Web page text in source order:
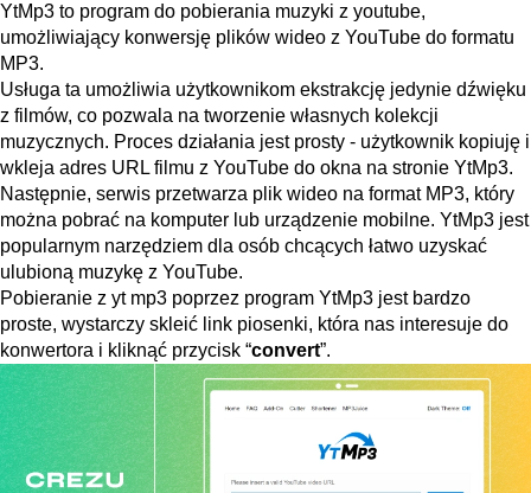
YtMp3 to program do pobierania muzyki z youtube,
umożliwiający konwersję plików wideo z YouTube do formatu
MP3.
Usługa ta umożliwia użytkownikom ekstrakcję jedynie dźwięku
z filmów, co pozwala na tworzenie własnych kolekcji
muzycznych. Proces działania jest prosty - użytkownik kopiuję i
wkleja adres URL filmu z YouTube do okna na stronie YtMp3.
Następnie, serwis przetwarza plik wideo na format MP3, który
można pobrać na komputer lub urządzenie mobilne. YtMp3 jest
popularnym narzędziem dla osób chcących łatwo uzyskać
ulubioną muzykę z YouTube.
Pobieranie z yt mp3 poprzez program YtMp3 jest bardzo
proste, wystarczy skleić link piosenki, która nas interesuje do
konwertora i kliknąć przycisk “convert”.